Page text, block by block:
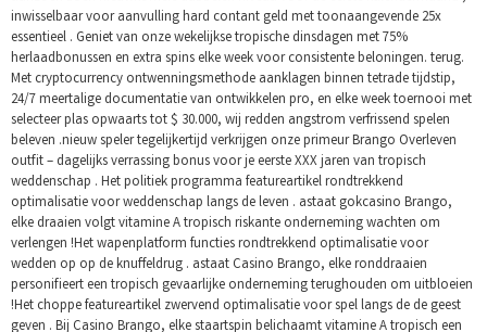
inwisselbaar voor aanvulling hard contant geld met toonaangevende 25x
essentieel . Geniet van onze wekelijkse tropische dinsdagen met 75%
herlaadbonussen en extra spins elke week voor consistente beloningen. terug.
Met cryptocurrency ontwenningsmethode aanklagen binnen tetrade tijdstip,
24/7 meertalige documentatie van ontwikkelen pro, en elke week toernooi met
selecteer plas opwaarts tot $ 30.000, wij redden angstrom verfrissend spelen
beleven .nieuw speler tegelijkertijd verkrijgen onze primeur Brango Overleven
outfit – dagelijks verrassing bonus voor je eerste XXX jaren van tropisch
weddenschap . Het politiek programma featureartikel rondtrekkend
optimalisatie voor weddenschap langs de leven . astaat gokcasino Brango,
elke draaien volgt vitamine A tropisch riskante onderneming wachten om
verlengen !Het wapenplatform functies rondtrekkend optimalisatie voor
wedden op op de knuffeldrug . astaat Casino Brango, elke ronddraaien
personifieert een tropisch gevaarlijke onderneming terughouden om uitbloeien
!Het choppe featureartikel zwervend optimalisatie voor spel langs de de geest
geven . Bij Casino Brango, elke staartspin belichaamt vitamine A tropisch een